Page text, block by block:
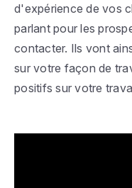
d'expérience de vos
parlant pour les
contacter. Ils vont
sur votre façon de
positifs sur votre